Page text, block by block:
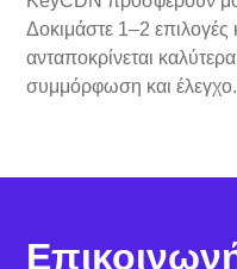
Δοκιμάστε 1–2 επιλογές
ανταποκρίνεται
συμμόρφωση και έλεγχο.